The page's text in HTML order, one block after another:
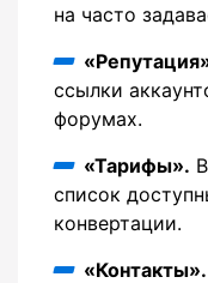
на часто
ссылки
форумах.
«Тарифы».
список
конвертации.
«Контакты».